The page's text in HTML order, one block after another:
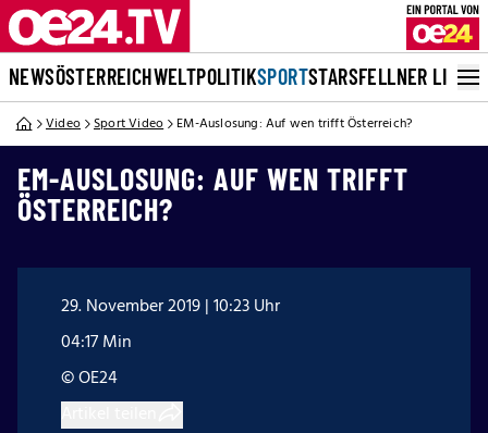
NEWSÖSTERREICHWELTPOLITIKSPORTSTARSFELLNER LIVE
Video Sport Video EM-Auslosung: Auf wen trifft Österreich?
EM-AUSLOSUNG: AUF WEN TRIFFT
ÖSTERREICH?
29. November 2019 | 10:23 Uhr
04:17 Min
© OE24